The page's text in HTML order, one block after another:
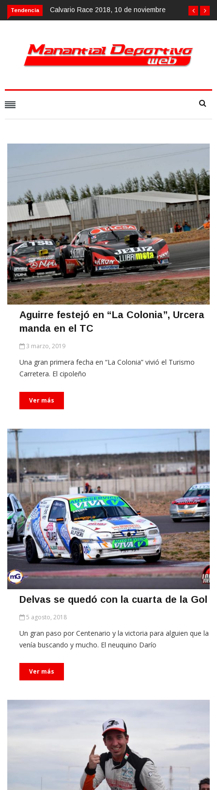
Tendencia Calvario Race 2018, 10 de noviembre
Aguirre festejó en “La Colonia”, Urcera
manda en el TC
3 marzo, 2019
Una gran primera fecha en “La Colonia” vivió el Turismo
Carretera. El cipoleño
Ver más
Delvas se quedó con la cuarta de la Gol
5 agosto, 2018
Un gran paso por Centenario y la victoria para alguien que la
venía buscando y mucho. El neuquino Darío
Ver más